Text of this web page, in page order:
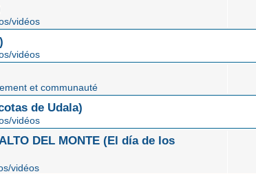
vidéos
vidéos
et communauté
de Udala)
vidéos
DEL MONTE (El día de los
vidéos